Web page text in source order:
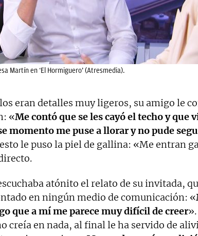
Martín en ‘El Hormiguero’ (Atresmedia).
eran detalles muy ligeros, su amigo le
«Me contó que se les cayó el techo y que
momento me puse a llorar y no pude
le puso la piel de gallina: «Me entran
atónito el relato de su invitada,
en ningún medio de comunicación: «
que a mí me parece muy difícil de creer
creía en nada, al final le ha servido de